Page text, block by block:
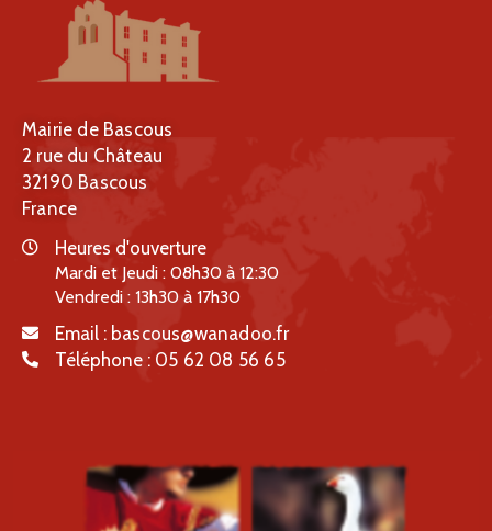
Mairie de Bascous
2 rue du Château
32190 Bascous
France
Heures d'ouverture
Mardi et Jeudi : 08h30 à 12:30
Vendredi : 13h30 à 17h30
Email : bascous@wanadoo.fr
Téléphone : 05 62 08 56 65